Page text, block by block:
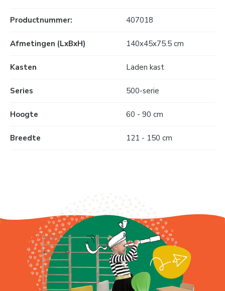
Productnummer: 407018
Afmetingen (LxBxH) 140x45x75.5 cm
Kasten Laden kast
Series 500-serie
Hoogte 60 - 90 cm
Breedte 121 - 150 cm